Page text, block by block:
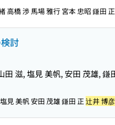
高橋 渉 馬場 雅行 宮本 忠昭 鎌田 正
討
田 滋, 塩見 美帆, 安田 茂雄, 鎌
見 美帆 安田 茂雄 鎌田 正辻井 博彦